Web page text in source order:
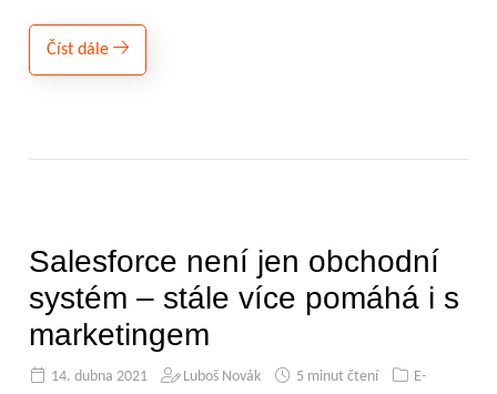
Číst dále
Salesforce není jen obchodní
systém – stále více pomáhá i s
marketingem
14. dubna 2021 Luboš Novák 5 minut čtení
E-